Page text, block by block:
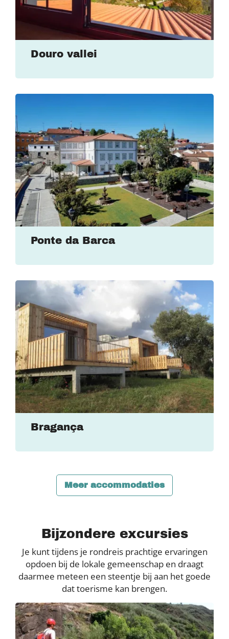
Douro vallei
Ponte da Barca
Bragança
Meer accommodaties
Bijzondere excursies
Je kunt tijdens je rondreis prachtige ervaringen
opdoen bij de lokale gemeenschap en draagt
daarmee meteen een steentje bij aan het goede
dat toerisme kan brengen.